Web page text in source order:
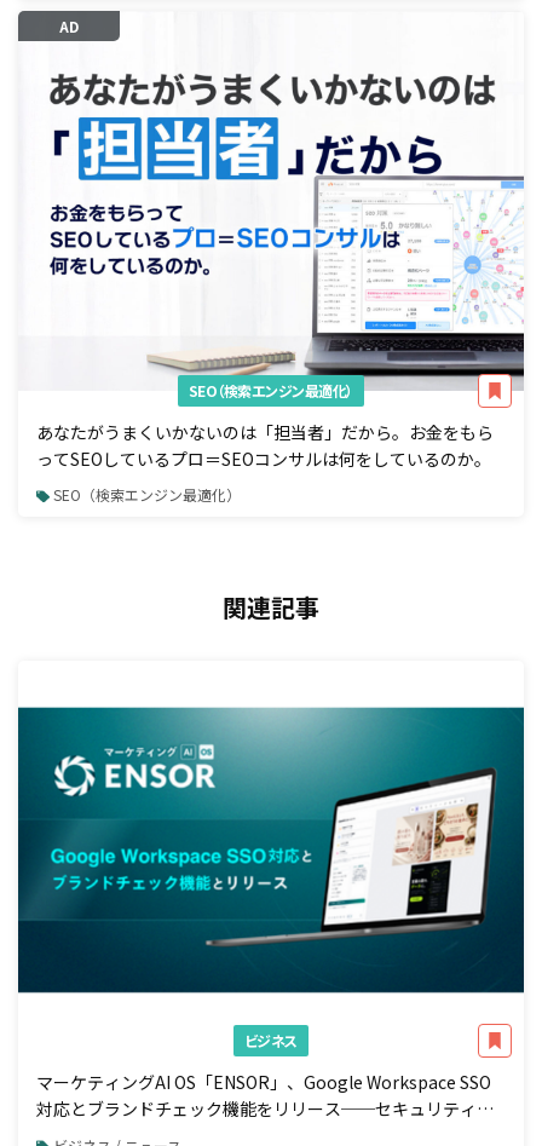
AD
SEO（検索エンジン最適化）
あなたがうまくいかないのは「担当者」だから。お金をもら
ってSEOしているプロ＝SEOコンサルは何をしているのか。
SEO（検索エンジン最適化）
関連記事
ビジネス
マーケティングAI OS「ENSOR」、Google Workspace SSO
対応とブランドチェック機能をリリース──セキュリティ強
化と広告配信前の自動コンプラ検知を一体で実現